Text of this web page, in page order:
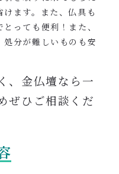
ます。また、仏具も
っても便利！また、
分が難しいものも安
、金仏壇なら一
ぜひご相談くだ